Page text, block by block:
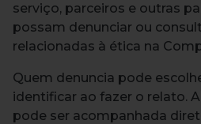
serviço, parceiros e outras
possam denunciar ou
relacionadas à ética na
Quem denuncia pode
identificar ao fazer o relato.
pode ser acompanhada